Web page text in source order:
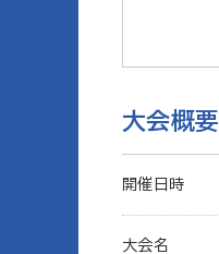
大会概要
開催日時
大会名